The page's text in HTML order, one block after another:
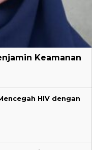
Keamanan
HIV dengan